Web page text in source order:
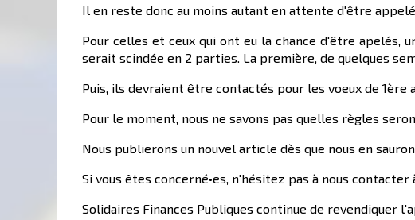
Il en reste donc au moins autant en attente d'être
Pour celles et ceux qui ont eu la chance d'être apelés,
serait scindée en 2 parties. La première, de quelques
Puis, ils devraient être contactés pour les voeux de
Pour le moment, nous ne savons pas quelles règles
Nous publierons un nouvel article dès que nous en
Si vous êtes concerné•es, n'hésitez pas à nous contacter
Solidaires Finances Publiques continue de revendiquer